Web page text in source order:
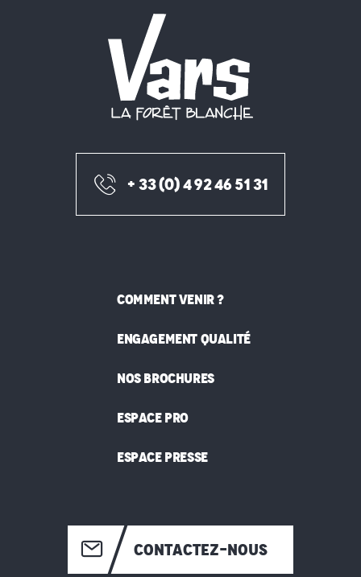
+ 33 (0) 4 92 46 51 31
COMMENT VENIR ?
ENGAGEMENT QUALITÉ
NOS BROCHURES
ESPACE PRO
ESPACE PRESSE
CONTACTEZ-NOUS